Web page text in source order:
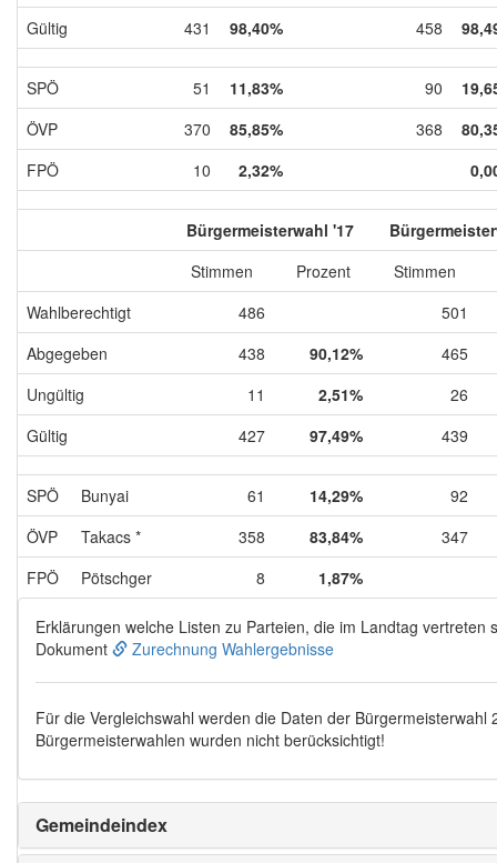
Gültig
431 98,40% 458
SPÖ 51 11,83% 90
ÖVP
370 85,85% 368
FPÖ
10 2,32%
Bürgermeisterwahl '17
Stimmen
Prozent
Stimmen
Wahlberechtigt
486
501
Abgegeben
438 90,12%
465
Ungültig
11 2,51%
26
Gültig
427 97,49% 439
SPÖ Bunyai 61 14,29%
92
ÖVP
Takacs * 358 83,84%
347
FPÖ
Pötschger 8 1,87%
Erklärungen welche Listen zu Parteien, die im Landtag vertreten
Dokument
Zurechnung Wahlergebnisse
Für die Vergleichswahl werden die Daten der Bürgermeisterwahl
Bürgermeisterwahlen wurden nicht berücksichtigt!
Gemeindeindex